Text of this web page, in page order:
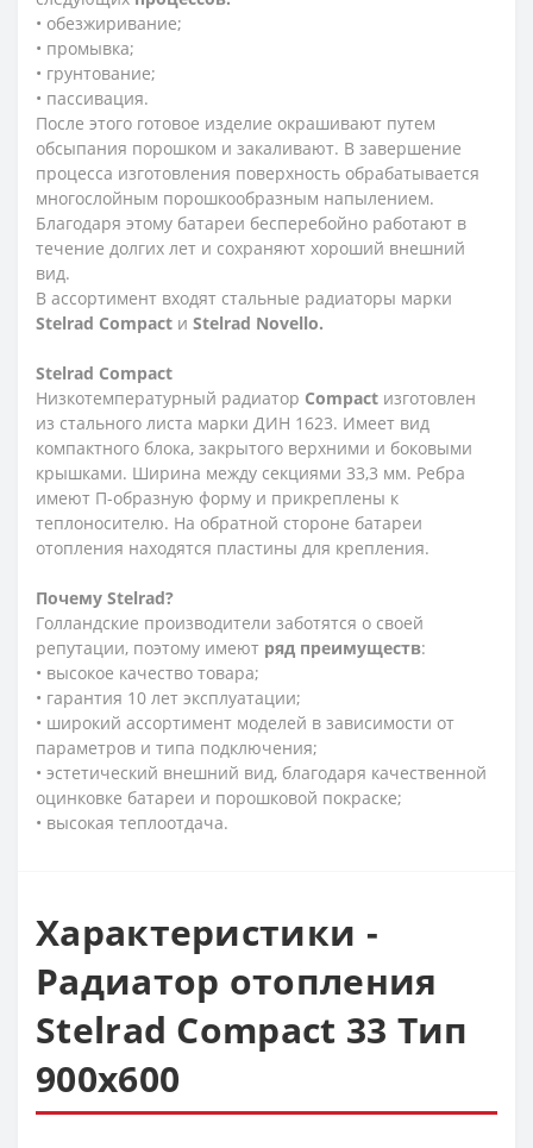
• обезжиривание;
• промывка;
• грунтование;
• пассивация.
После этого готовое изделие окрашивают путем
обсыпания порошком и закаливают. В завершение
процесса изготовления поверхность обрабатывается
многослойным порошкообразным напылением.
Благодаря этому батареи бесперебойно работают в
течение долгих лет и сохраняют хороший внешний
вид.
В ассортимент входят стальные радиаторы марки
Stelrad Compact и Stelrad Novello.
Stelrad Compact
Низкотемпературный радиатор Compact изготовлен
из стального листа марки ДИН 1623. Имеет вид
компактного блока, закрытого верхними и боковыми
крышками. Ширина между секциями 33,3 мм. Ребра
имеют П-образную форму и прикреплены к
теплоносителю. На обратной стороне батареи
отопления находятся пластины для крепления.
Почему Stelrad?
Голландские производители заботятся о своей
репутации, поэтому имеют ряд преимуществ:
• высокое качество товара;
• гарантия 10 лет эксплуатации;
• широкий ассортимент моделей в зависимости от
параметров и типа подключения;
• эстетический внешний вид, благодаря качественной
оцинковке батареи и порошковой покраске;
• высокая теплоотдача.
Характеристики -
Радиатор отопления
Stelrad Compact 33 Тип
900х600